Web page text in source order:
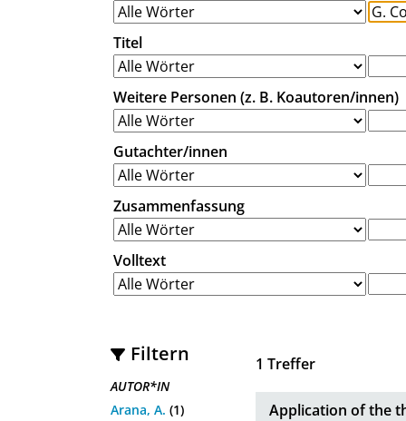
Titel
Weitere Personen (z. B. Koautoren/innen)
Gutachter/innen
Zusammenfassung
Volltext
Filtern
AUTOR*IN
Arana, A. (1)
1 Treffer
Application of the